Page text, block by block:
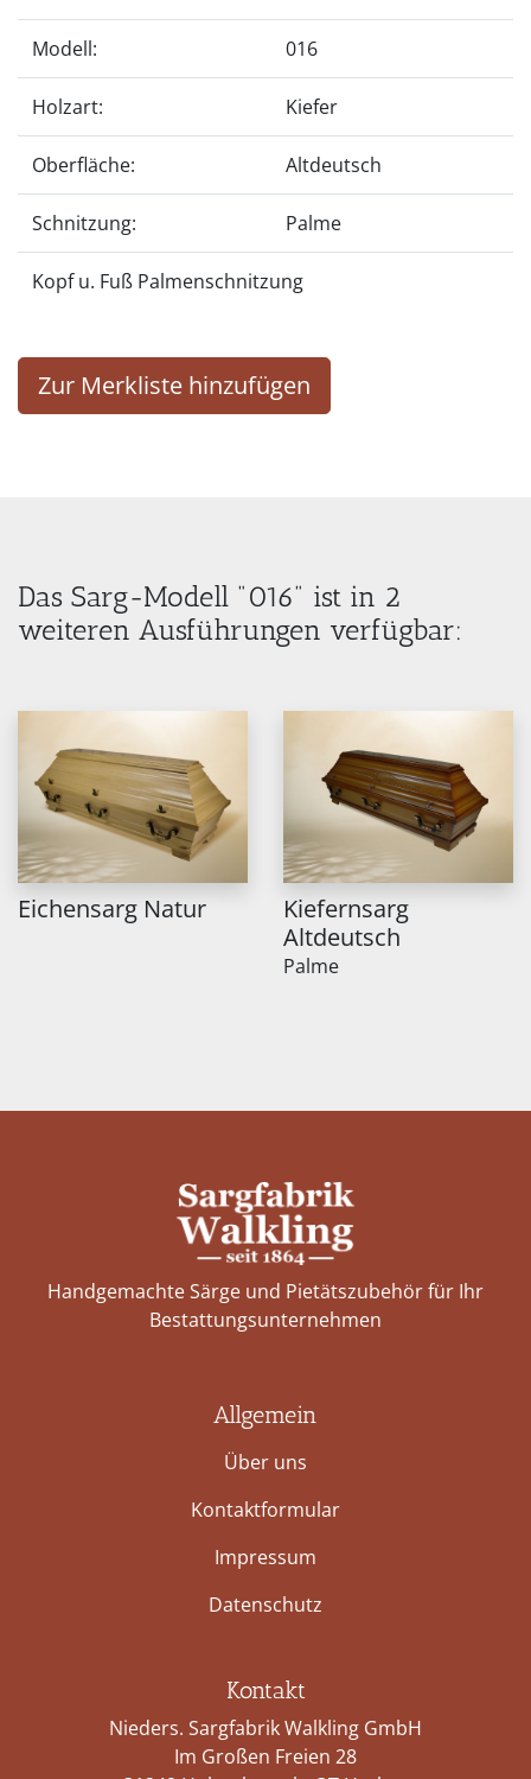
Modell: 016
Holzart: Kiefer
Oberfläche: Altdeutsch
Schnitzung: Palme
Kopf u. Fuß Palmenschnitzung
Zur Merkliste hinzufügen
Das Sarg-Modell "016" ist in 2
weiteren Ausführungen verfügbar:
Eichensarg Natur
Kiefernsarg
Altdeutsch
Palme
Handgemachte Särge und Pietätszubehör für Ihr
Bestattungs­unternehmen
Allgemein
Über uns
Kontaktformular
Impressum
Datenschutz
Kontakt
Nieders. Sargfabrik Walkling GmbH
Im Großen Freien 28